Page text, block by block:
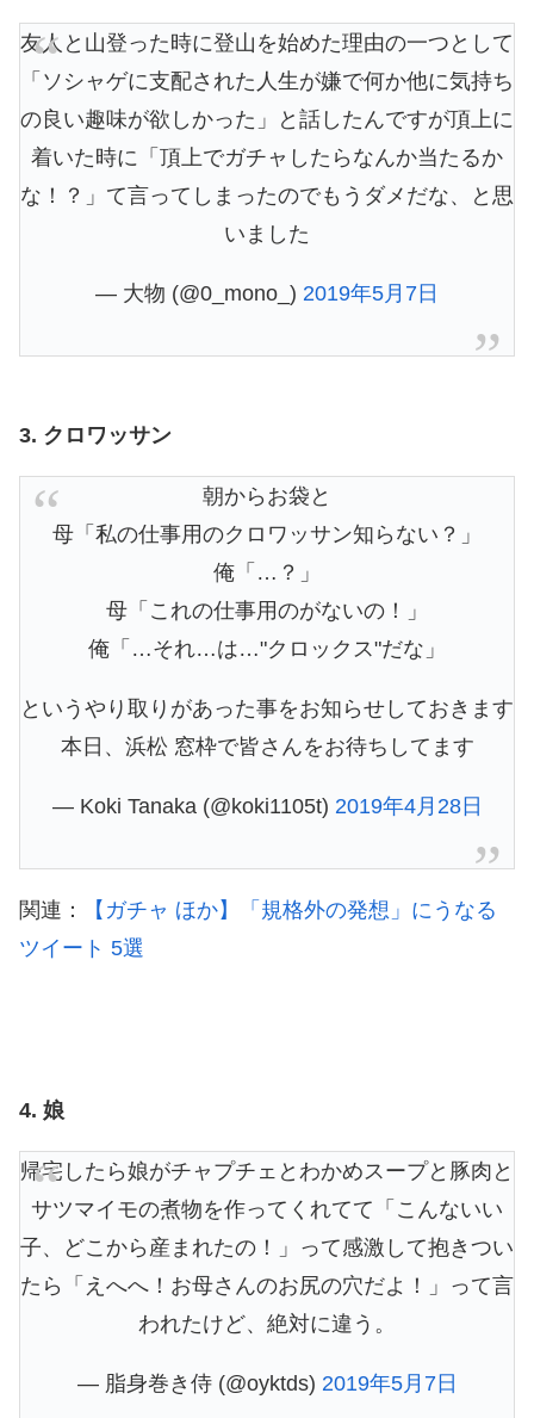
友人と山登った時に登山を始めた理由の一つとして
「ソシャゲに支配された人生が嫌で何か他に気持ち
の良い趣味が欲しかった」と話したんですが頂上に
着いた時に「頂上でガチャしたらなんか当たるか
な！？」て言ってしまったのでもうダメだな、と思
いました
— 大物 (@0_mono_) 2019年5月7日
3. クロワッサン
朝からお袋と
母「私の仕事用のクロワッサン知らない？」
俺「…？」
母「これの仕事用のがないの！」
俺「…それ…は…"クロックス"だな」
というやり取りがあった事をお知らせしておきます
本日、浜松 窓枠で皆さんをお待ちしてます
— Koki Tanaka (@koki1105t) 2019年4月28日
関連：
【ガチャ ほか】「規格外の発想」にうなる
ツイート 5選
4. 娘
帰宅したら娘がチャプチェとわかめスープと豚肉と
サツマイモの煮物を作ってくれてて「こんないい
子、どこから産まれたの！」って感激して抱きつい
たら「えへへ！お母さんのお尻の穴だよ！」って言
われたけど、絶対に違う。
— 脂身巻き侍 (@oyktds) 2019年5月7日